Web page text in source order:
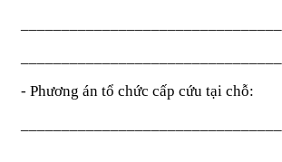
- Phương án tổ chức cấp cứu tại chỗ: